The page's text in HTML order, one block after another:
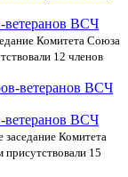
ветеранов ВСЧ
Комитета Союза
12 членов
ветеранов ВСЧ
Комитета
15